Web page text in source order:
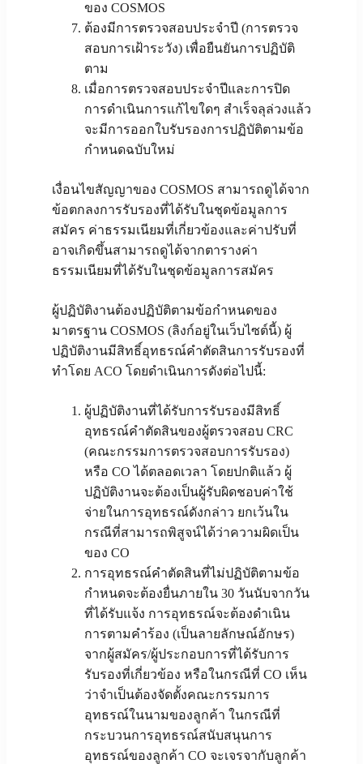
ของ COSMOS
ต้องมีการตรวจสอบประจำปี (การตรวจ
สอบการเฝ้าระวัง) เพื่อยืนยันการปฏิบัติ
ตาม
เมื่อการตรวจสอบประจำปีและการปิด
การดำเนินการแก้ไขใดๆ สำเร็จลุล่วงแล้ว
จะมีการออกใบรับรองการปฏิบัติตามข้อ
กำหนดฉบับใหม่
เงื่อนไขสัญญาของ COSMOS สามารถดูได้จาก
ข้อตกลงการรับรองที่ได้รับในชุดข้อมูลการ
สมัคร ค่าธรรมเนียมที่เกี่ยวข้องและค่าปรับที่
อาจเกิดขึ้นสามารถดูได้จากตารางค่า
ธรรมเนียมที่ได้รับในชุดข้อมูลการสมัคร
ผู้ปฏิบัติงานต้องปฏิบัติตามข้อกำหนดของ
มาตรฐาน COSMOS (ลิงก์อยู่ในเว็บไซต์นี้) ผู้
ปฏิบัติงานมีสิทธิ์อุทธรณ์คำตัดสินการรับรองที่
ทำโดย ACO โดยดำเนินการดังต่อไปนี้:
ผู้ปฏิบัติงานที่ได้รับการรับรองมีสิทธิ์
อุทธรณ์คำตัดสินของผู้ตรวจสอบ CRC
(คณะกรรมการตรวจสอบการรับรอง)
หรือ CO ได้ตลอดเวลา โดยปกติแล้ว ผู้
ปฏิบัติงานจะต้องเป็นผู้รับผิดชอบค่าใช้
จ่ายในการอุทธรณ์ดังกล่าว ยกเว้นใน
กรณีที่สามารถพิสูจน์ได้ว่าความผิดเป็น
ของ CO
การอุทธรณ์คำตัดสินที่ไม่ปฏิบัติตามข้อ
กำหนดจะต้องยื่นภายใน 30 วันนับจากวัน
ที่ได้รับแจ้ง การอุทธรณ์จะต้องดำเนิน
การตามคำร้อง (เป็นลายลักษณ์อักษร)
จากผู้สมัคร/ผู้ประกอบการที่ได้รับการ
รับรองที่เกี่ยวข้อง หรือในกรณีที่ CO เห็น
ว่าจำเป็นต้องจัดตั้งคณะกรรมการ
อุทธรณ์ในนามของลูกค้า ในกรณีที่
กระบวนการอุทธรณ์สนับสนุนการ
อุทธรณ์ของลูกค้า CO จะเจรจากับลูกค้า